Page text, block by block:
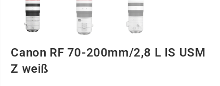
Canon RF 70-200mm/2,8 L IS USM
Z weiß